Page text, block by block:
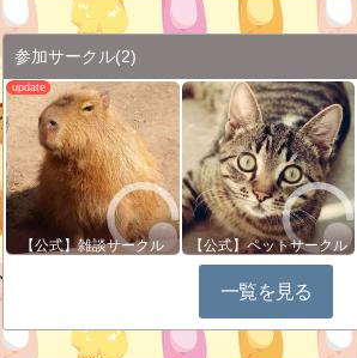
参加サークル(2)
【公式】雑談サークル 【公式】ペットサークル
一覧を見る